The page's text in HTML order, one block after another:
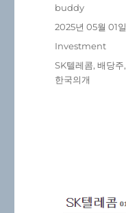
글
buddy
작
자
2025년 05월 01일
카
고
Investment
태
그
SK텔레콤,배당주,
한국의개